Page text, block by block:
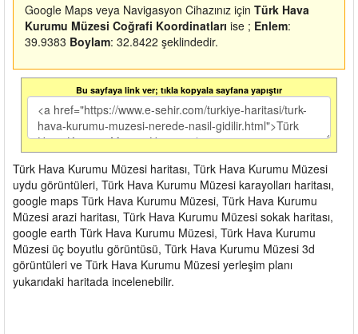
Google Maps veya Navigasyon Cihazınız için Türk Hava
Kurumu Müzesi Coğrafi Koordinatları ise ; Enlem:
39.9383 Boylam: 32.8422 şeklindedir.
Bu sayfaya link ver; tıkla kopyala sayfana yapıştır
Türk Hava Kurumu Müzesi haritası, Türk Hava Kurumu Müzesi
uydu görüntüleri, Türk Hava Kurumu Müzesi karayolları haritası,
google maps Türk Hava Kurumu Müzesi, Türk Hava Kurumu
Müzesi arazi haritası, Türk Hava Kurumu Müzesi sokak haritası,
google earth Türk Hava Kurumu Müzesi, Türk Hava Kurumu
Müzesi üç boyutlu görüntüsü, Türk Hava Kurumu Müzesi 3d
görüntüleri ve Türk Hava Kurumu Müzesi yerleşim planı
yukarıdaki haritada incelenebilir.